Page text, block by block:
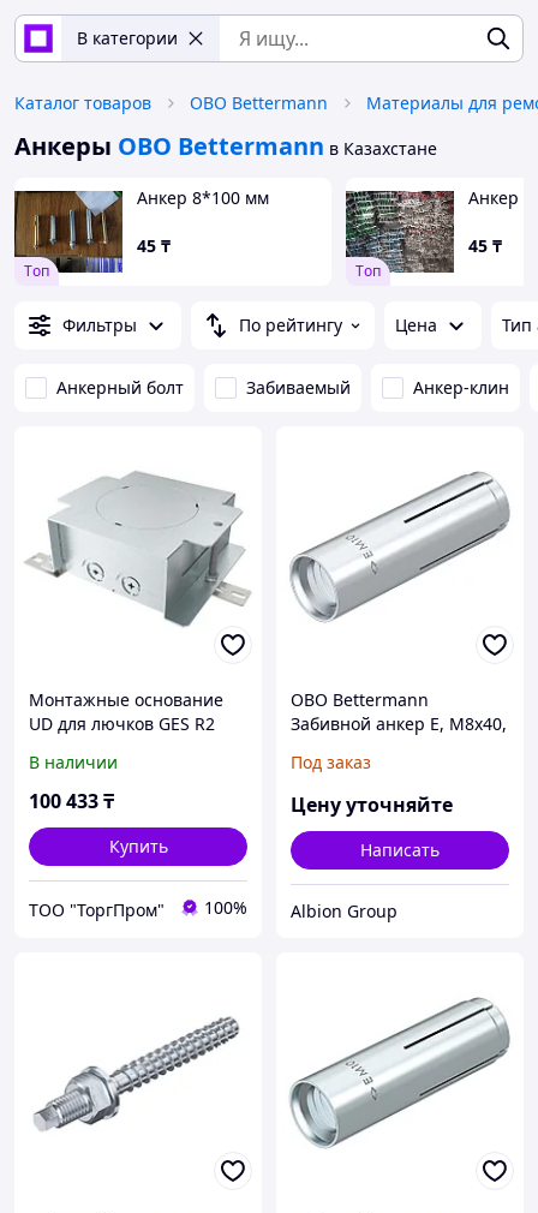
В категории
Каталог товаров OBO Bettermann Материалы для
Анкеры OBO Bettermann в Казахстане
Tоп
Анкер 8*100 мм
45 ₸
Tоп
Анкер
45 ₸
Фильтры По рейтингу Цена Тип
Анкерный болт Забиваемый Анкер-клин
Монтажные основание
UD для лючков GES R2
130 мм(для
7408838,7408832) сталь
В наличии
100 433₸
Купить
ТОО "ТоргПром" 100%
OBO Bettermann
Забивной анкер E, M8x40,
Под заказ
Цену уточняйте
Написать
Albion Group